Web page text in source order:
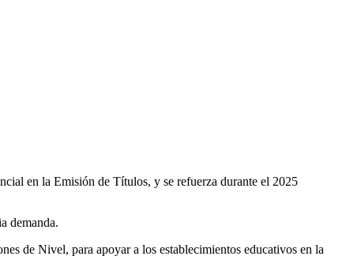
en la Emisión de Títulos, y se refuerza durante el 2025
demanda.
de Nivel, para apoyar a los establecimientos educativos en la